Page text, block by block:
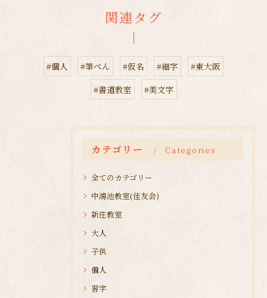
関連タグ
#個人 #筆ぺん #仮名 #細字
#東大阪
#書道教室
#美文字
カテゴリー Categories
全てのカテゴリー
中鴻池教室(佳友会)
新庄教室
大人
子供
個人
習字